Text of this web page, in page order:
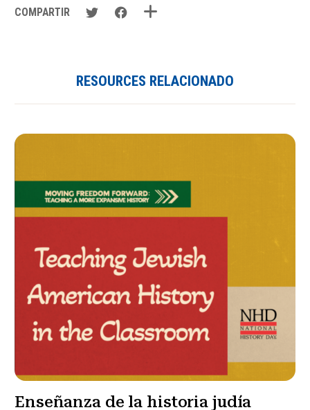
COMPARTIR
RESOURCES RELACIONADO
Enseñanza de la historia judía